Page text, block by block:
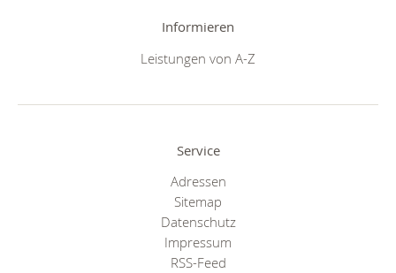
Informieren
Leistungen von A-Z
Service
Adressen
Sitemap
Datenschutz
Impressum
RSS-Feed